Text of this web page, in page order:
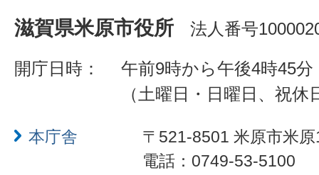
滋賀県米原市役所 法人番号
開庁日時：
午前9時から午後4時45分
（土曜日・日曜日、祝
本庁舎
〒521-8501 米原市米
電話：0749-53-5100